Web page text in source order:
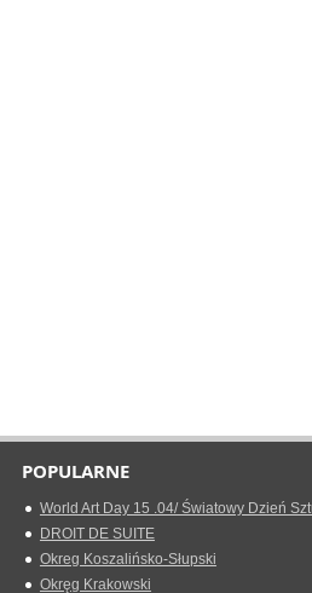
POPULARNE
World Art Day 15 .04/ Światowy Dzień
DROIT DE SUITE
Okreg Koszalińsko-Słupski
Okręg Krakowski